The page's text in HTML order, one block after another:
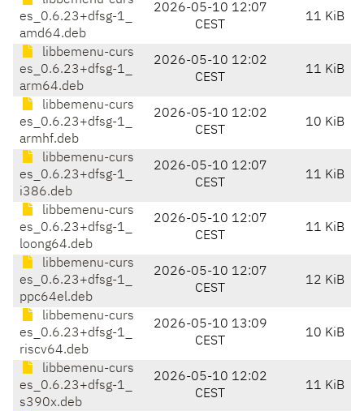
es_0.6.23+dfsg-1_
amd64.deb
2026-05-10 12:07
CEST
11 KiB
libbemenu-curs
es_0.6.23+dfsg-1_
arm64.deb
2026-05-10 12:02
CEST
11 KiB
libbemenu-curs
es_0.6.23+dfsg-1_
armhf.deb
2026-05-10 12:02
CEST
10 KiB
libbemenu-curs
es_0.6.23+dfsg-1_
i386.deb
2026-05-10 12:07
CEST
11 KiB
libbemenu-curs
es_0.6.23+dfsg-1_
loong64.deb
2026-05-10 12:07
CEST
11 KiB
libbemenu-curs
es_0.6.23+dfsg-1_
ppc64el.deb
2026-05-10 12:07
CEST
12 KiB
libbemenu-curs
es_0.6.23+dfsg-1_
riscv64.deb
2026-05-10 13:09
CEST
10 KiB
libbemenu-curs
es_0.6.23+dfsg-1_
s390x.deb
2026-05-10 12:02
CEST
11 KiB